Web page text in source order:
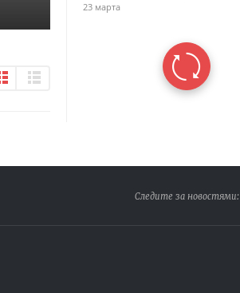
23 марта
Следите за новостями: